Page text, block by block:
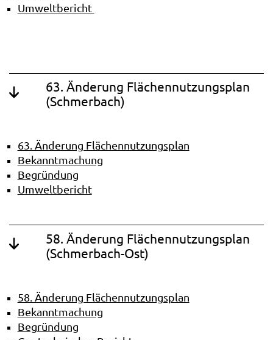
Umweltbericht
63. Änderung Flächennutzungsplan
(Schmerbach)
63. Änderung Flächennutzungsplan
Bekanntmachung
Begründung
Umweltbericht
58. Änderung Flächennutzungsplan
(Schmerbach-Ost)
58. Änderung Flächennutzungsplan
Bekanntmachung
Begründung